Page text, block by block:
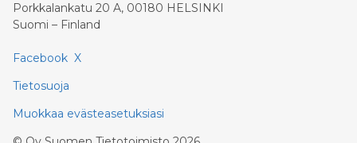
Porkkalankatu 20 A, 00180 HELSINKI
Suomi – Finland
Facebook X
Tietosuoja
Muokkaa evästeasetuksiasi